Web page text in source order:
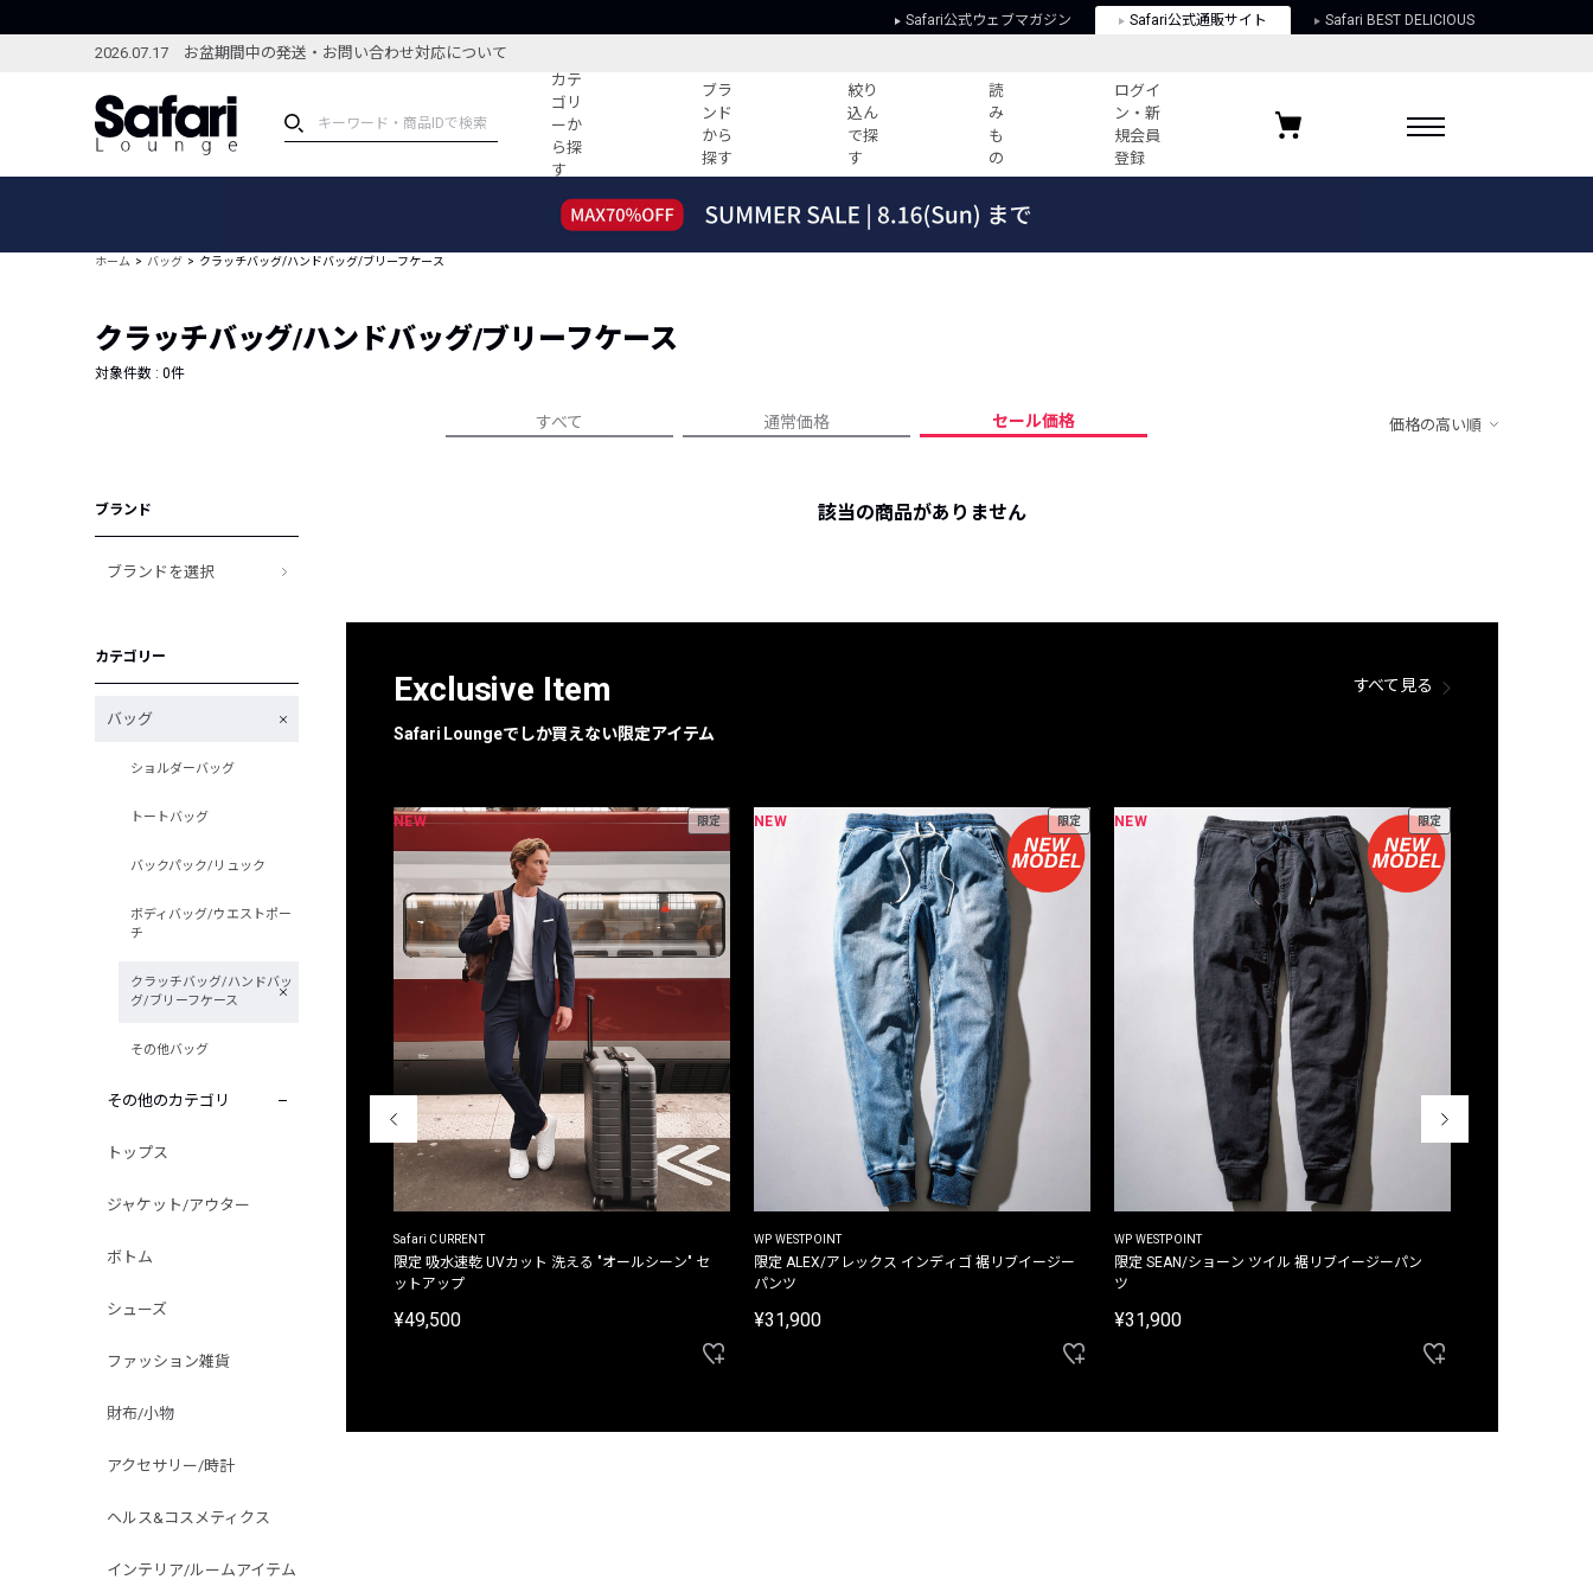
Safari公式ウェブマガジン Safari公式通販サイト Safari BEST DELICIOUS
2026.07.17 お盆期間中の発送・お問い合わせ対応について
カテ
ゴリ
ーか
ら探
す
ブラ
ンド
から
探す
絞り
込ん
で探
す
読
み
も
の
ログイ
ン・新
規会員
登録
ブランドから探す
新着アイテム
編集部のおすすめアイテム
特集記事
コーディネート
すべての記事
人気記事ランキング
フォーカスブランド
プライバシーポリシー
お気に入りブランド
ホーム バッグ クラッチバッグ/ハンドバッグ/ブリーフケース
クラッチバッグ/ハンドバッグ/ブリーフケース
対象件数 : 0件
すべて 通常価格 セール価格 価格の高い順
ブランド
ブランドを選択
カテゴリー
バッグ
ショルダーバッグ
トートバッグ
バックパック/リュック
ボディバッグ/ウエストポー
チ
クラッチバッグ/ハンドバッ
グ/ブリーフケース
その他バッグ
その他のカテゴリ
トップス
ジャケット/アウター
ボトム
シューズ
ファッション雑貨
財布/小物
アクセサリー/時計
ヘルス&コスメティクス
インテリア/ルームアイテム
該当の商品がありません
Exclusive Item
Safari Loungeでしか買えない限定アイテム
すべて見る
別注限定 フード付き チェックシャツジャケット
NEW 限定
Safari CURRENT
限定 吸水速乾 UVカット 洗える "オールシーン" セ
ットアップ
¥49,500
NEW 限定
WP WESTPOINT
限定 ALEX/アレックス インディゴ 裾リブイージー
パンツ
¥31,900
NEW 限定
WP WESTPOINT
限定 SEAN/ショーン ツイル 裾リブイージーパン
ツ
¥31,900